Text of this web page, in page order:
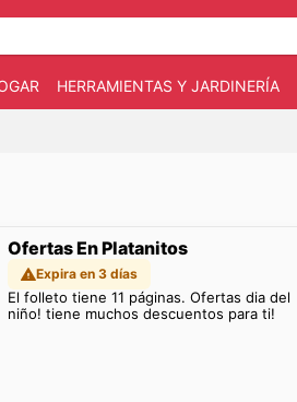
HERRAMIENTAS Y JARDINERÍA
Ofertas En Platanitos
Expira en 3 días
El folleto tiene 11 páginas. Ofertas dia del
niño! tiene muchos descuentos para ti!